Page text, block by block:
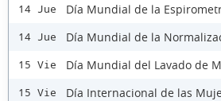
14 Jue Día Mundial de la
14 Jue Día Mundial de la
15 Vie Día Mundial del Lavado de
15 Vie Día Internacional de las